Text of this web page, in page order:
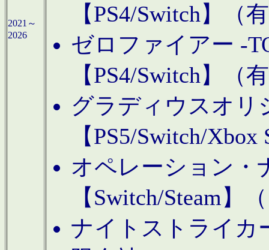
2021～
2026
【PS4/Switch】（
ゼロファイアー -
【PS4/Switch】（
グラディウスオリ
【PS5/Switch/
オペレーション・
【Switch/Steam】
ナイトストライカ